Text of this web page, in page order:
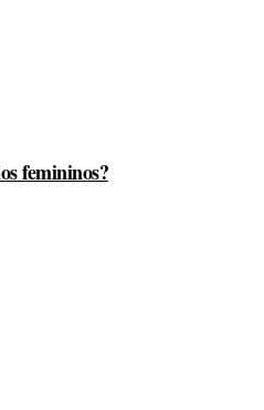
femininos?diz: